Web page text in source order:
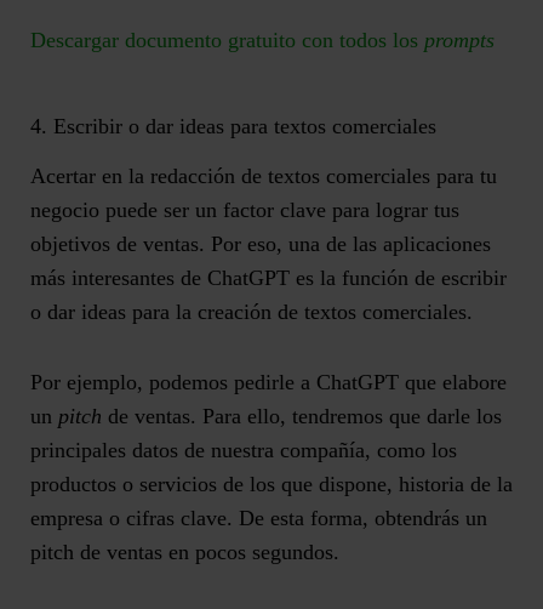
Descargar documento gratuito con todos los prompts
4. Escribir o dar ideas para textos comerciales
Acertar en la redacción de textos comerciales para tu
negocio puede ser un factor clave para lograr tus
objetivos de ventas. Por eso, una de las aplicaciones
más interesantes de ChatGPT es la función de escribir
o dar ideas para la creación de textos comerciales.
Por ejemplo, podemos pedirle a ChatGPT que elabore
un pitch de ventas. Para ello, tendremos que darle los
principales datos de nuestra compañía, como los
productos o servicios de los que dispone, historia de la
empresa o cifras clave. De esta forma, obtendrás un
pitch de ventas en pocos segundos.